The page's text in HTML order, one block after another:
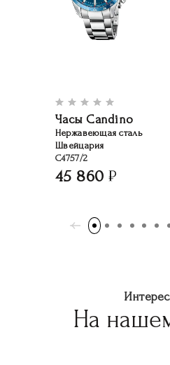
Часы Candino
Нержавеющая сталь
Швейцария
C4757/2
45 860
На